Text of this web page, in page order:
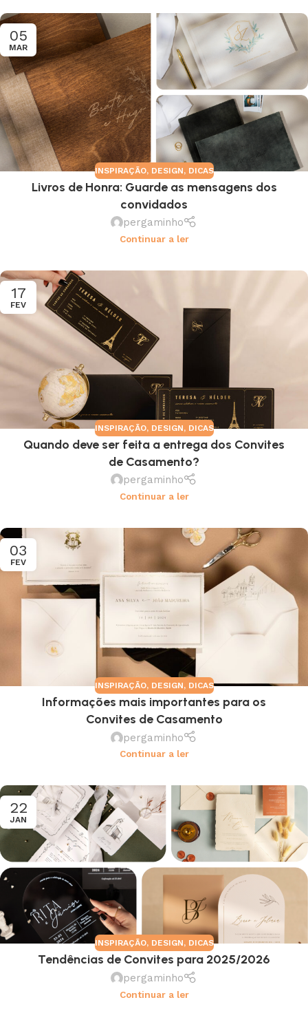
05
MAR
INSPIRAÇÃO, DESIGN, DICAS
Livros de Honra: Guarde as mensagens dos
convidados
pergaminho
Continuar a ler
17
FEV
INSPIRAÇÃO, DESIGN, DICAS
Quando deve ser feita a entrega dos Convites
de Casamento?
pergaminho
Continuar a ler
03
FEV
INSPIRAÇÃO, DESIGN, DICAS
Informações mais importantes para os
Convites de Casamento
pergaminho
Continuar a ler
22
JAN
INSPIRAÇÃO, DESIGN, DICAS
Tendências de Convites para 2025/2026
pergaminho
Continuar a ler